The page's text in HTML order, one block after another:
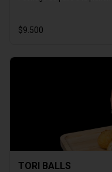
$9.500
TORI BALLS